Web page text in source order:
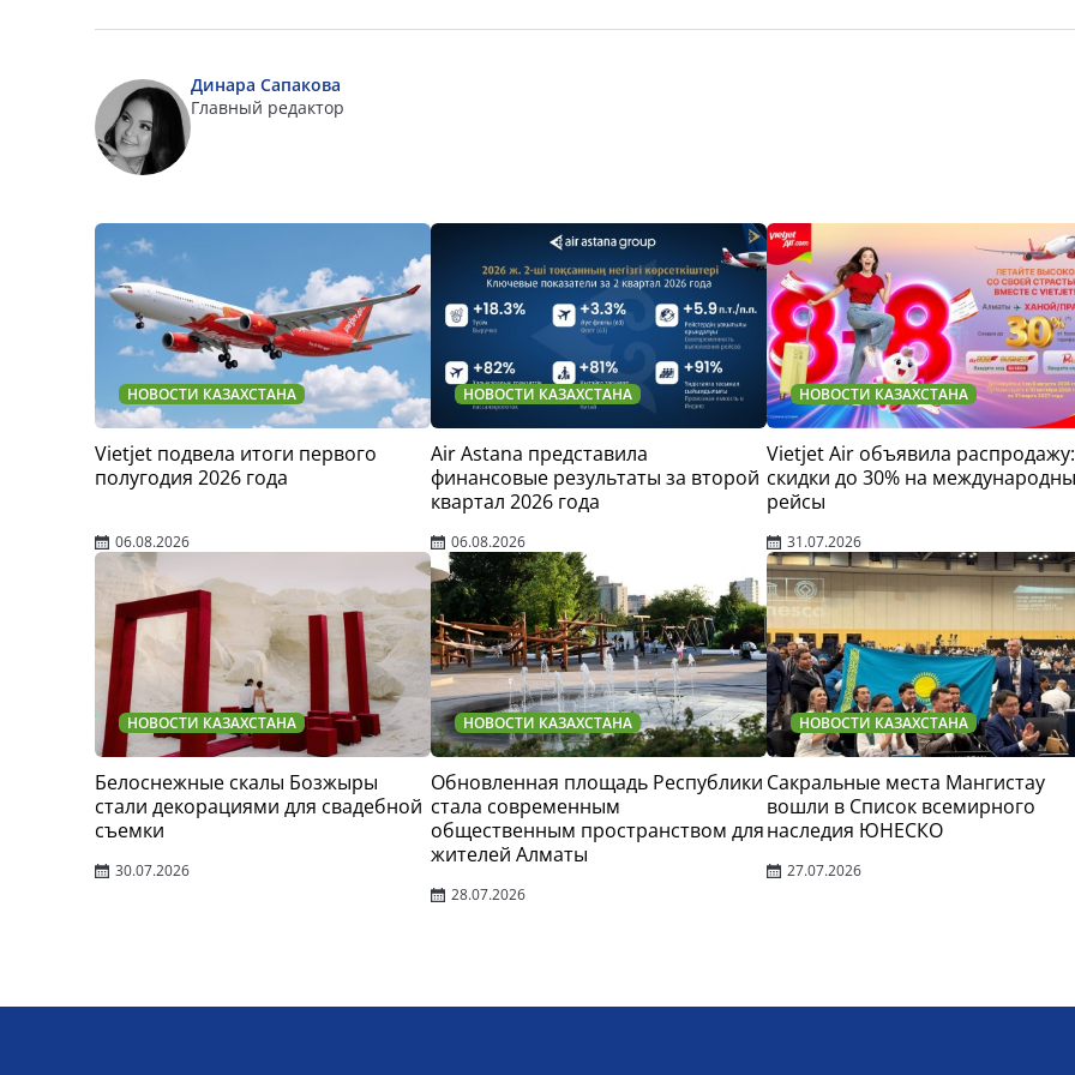
Динара Сапакова
Главный редактор
НОВОСТИ КАЗАХСТАНА
Vietjet подвела итоги первого
полугодия 2026 года
06.08.2026
НОВОСТИ КАЗАХСТАНА
Air Astana представила
финансовые результаты за второй
квартал 2026 года
06.08.2026
НОВОСТИ КАЗАХСТАНА
Vietjet Air объявила распродажу:
скидки до 30% на
рейсы
31.07.2026
НОВОСТИ КАЗАХСТАНА
Белоснежные скалы Бозжыры
стали декорациями для свадебной
съемки
30.07.2026
НОВОСТИ КАЗАХСТАНА
Обновленная площадь Республики
стала современным
общественным пространством для
жителей Алматы
28.07.2026
НОВОСТИ КАЗАХСТАНА
Сакральные места Мангистау
вошли в Список всемирного
наследия ЮНЕСКО
27.07.2026